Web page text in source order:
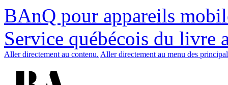
BAnQ pour appareils
Service québécois du livre
Aller directement au contenu. Aller directement au menu des